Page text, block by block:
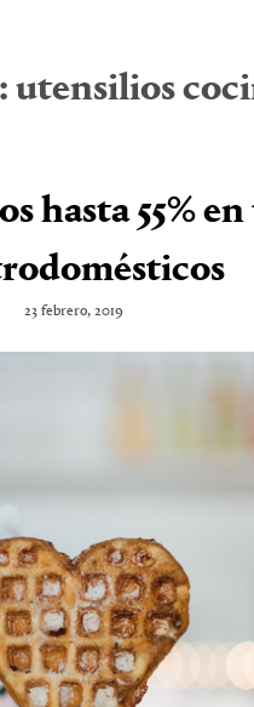
utensilios
hasta 55%
23 febrero, 2019